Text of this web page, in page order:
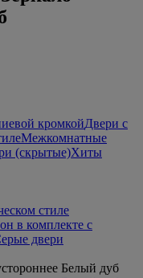
кромкойДвери с
Межкомнатные
(скрытые)Хиты
стиле
в комплекте с
двери
Белый дуб